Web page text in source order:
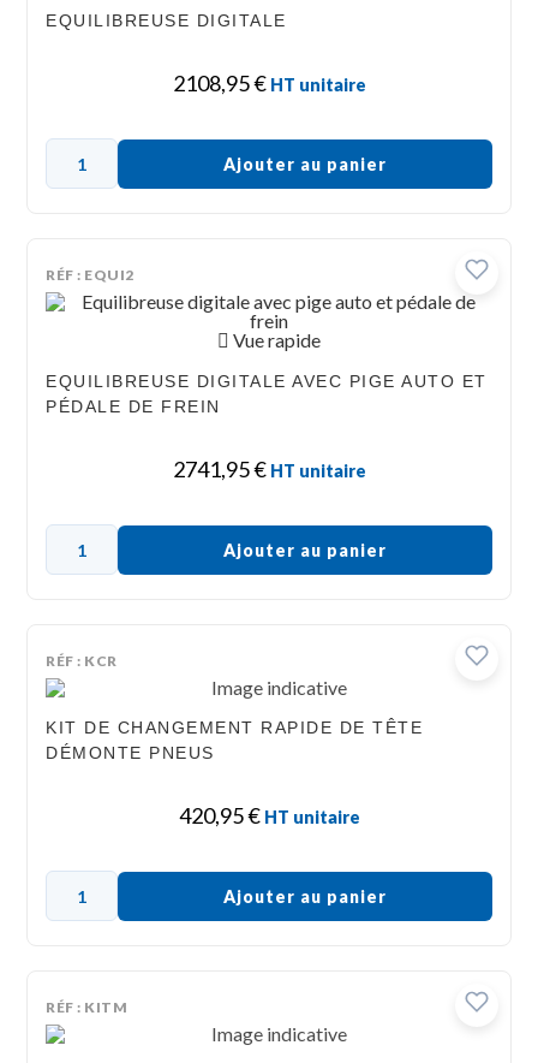
EQUILIBREUSE DIGITALE
2108,95€ HT unitaire
Ajouter au panier
RÉF : EQUI2
Vue rapide
EQUILIBREUSE DIGITALE AVEC PIGE AUTO ET
PÉDALE DE FREIN
2741,95€ HT unitaire
Ajouter au panier
RÉF : KCR
KIT DE CHANGEMENT RAPIDE DE TÊTE
DÉMONTE PNEUS
420,95€ HT unitaire
Ajouter au panier
RÉF : KITM